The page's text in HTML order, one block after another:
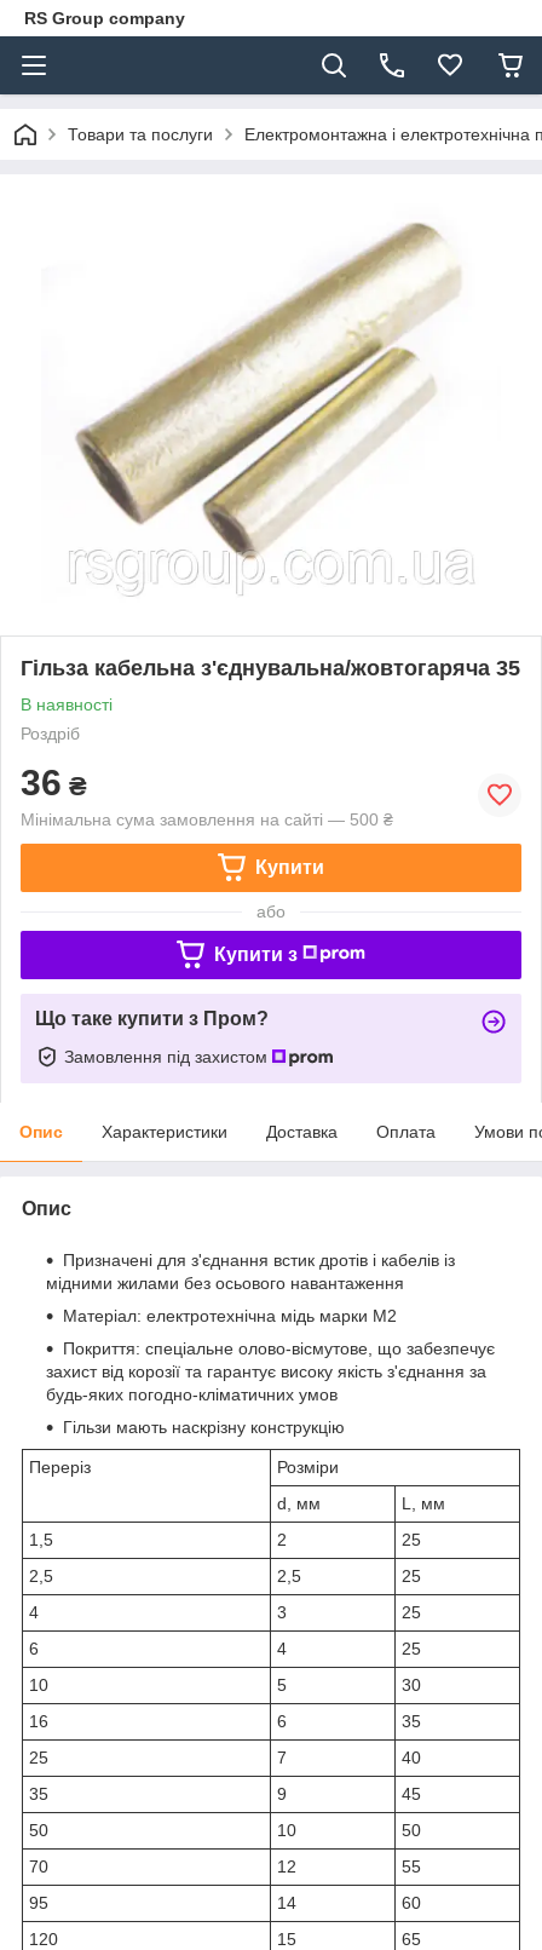
RS Group company
Товари та послуги Електромонтажна і електротехнічна
Гільза кабельна з'єднувальна/жовтогаряча 35
В наявності
Роздріб
36 ₴
Мінімальна сума замовлення на сайті — 500 ₴
Купити
або
Купити з
Що таке купити з Пром?
Замовлення під захистом
Опис Характеристики Доставка Оплата Умови
Опис
Призначені для з'єднання встик дротів і кабелів із
мідними жилами без осьового навантаження
Матеріал: електротехнічна мідь марки М2
Покриття: спеціальне олово-вісмутове, що забезпечує
захист від корозії та гарантує високу якість з'єднання за
будь-яких погодно-кліматичних умов
Гільзи мають наскрізну конструкцію
Переріз
Розміри
d, мм
L, мм
1,5
2
25
2,5
2,5
25
4
3
25
6
4
25
10
5
30
16
6
35
25
7
40
35
9
45
50
10
50
70
12
55
95
14
60
120
15
65